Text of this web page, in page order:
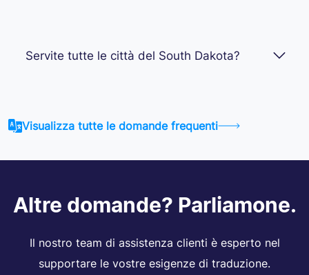
Servite tutte le città del South Dakota?
Visualizza tutte le domande frequenti
Altre domande? Parliamone.
Il nostro team di assistenza clienti è esperto nel
supportare le vostre esigenze di traduzione.